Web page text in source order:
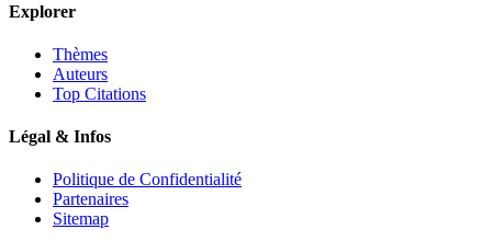
Explorer
Thèmes
Auteurs
Top Citations
Légal & Infos
Politique de Confidentialité
Partenaires
Sitemap